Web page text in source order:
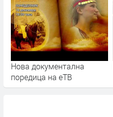
Нова документална
поредица на еТВ